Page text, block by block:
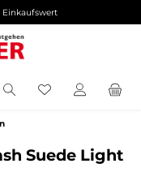
Einkaufswert
Suede Light